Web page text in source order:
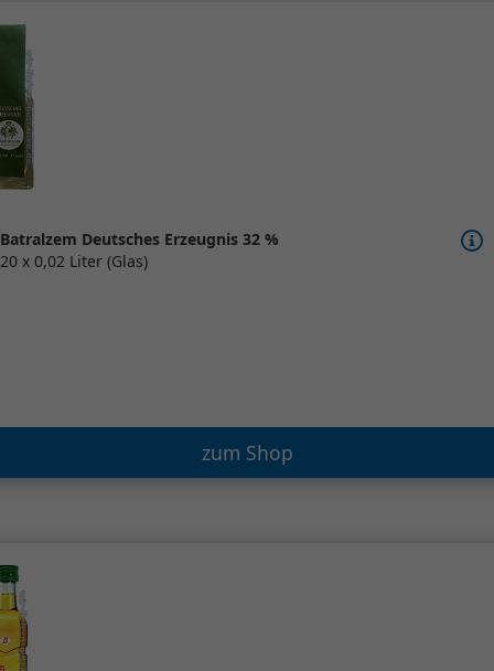
Batralzem Deutsches Erzeugnis 32 %
20 x 0,02 Liter (Glas)
zum Shop